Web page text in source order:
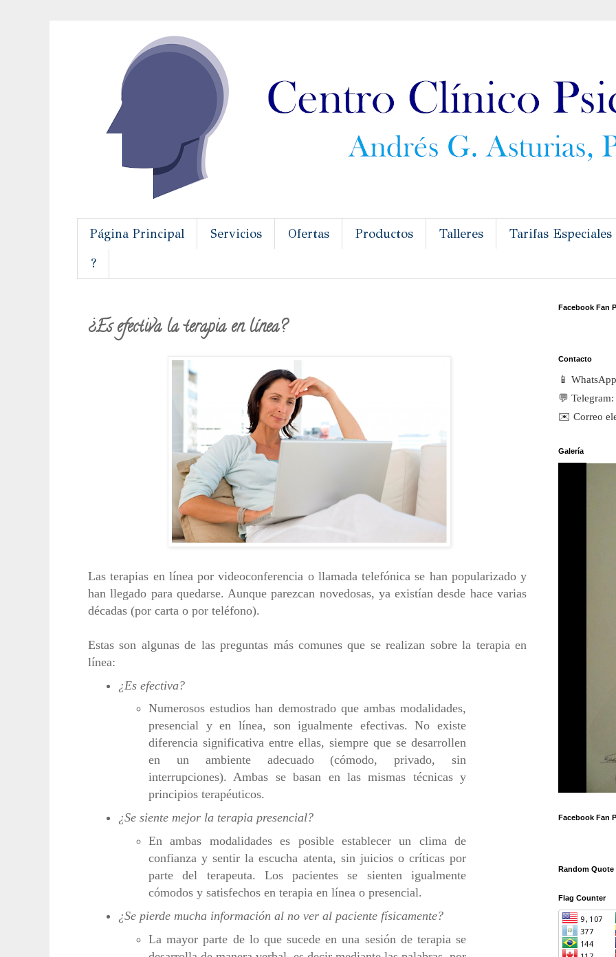
Página Principal Servicios Ofertas Productos Talleres
Tarifas Especiales
?
¿Es efectiva la terapia en línea?
Las terapias en línea por videoconferencia o llamada telefónica se han popularizado y
han llegado para quedarse. Aunque parezcan novedosas, ya existían desde hace varias
décadas (por carta o por teléfono).
Estas son algunas de las preguntas más comunes que se realizan sobre la terapia en
línea:
¿Es efectiva?
Numerosos estudios han demostrado que ambas modalidades,
presencial y en línea, son igualmente efectivas. No existe
diferencia significativa entre ellas, siempre que se desarrollen
en un ambiente adecuado (cómodo, privado, sin
interrupciones). Ambas se basan en las mismas técnicas y
principios terapéuticos.
¿Se siente mejor la terapia presencial?
En ambas modalidades es posible establecer un clima de
confianza y sentir la escucha atenta, sin juicios o críticas por
parte del terapeuta. Los pacientes se sienten igualmente
cómodos y satisfechos en terapia en línea o presencial.
¿Se pierde mucha información al no ver al paciente físicamente?
La mayor parte de lo que sucede en una sesión de terapia se
Facebook Fan
Contacto
📱
💬 Telegram:
✉️ Correo
Galería
Facebook Fan
Random Quote
Flag Counter